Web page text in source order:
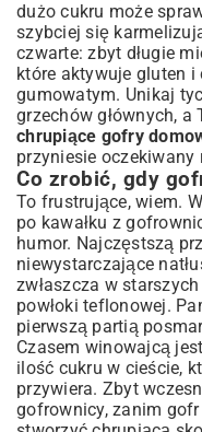
dużo cukru może
szybciej się
czwarte: zbyt długie
które aktywuje gluten i
gumowatym. Unikaj
grzechów głównych, a
chrupiące gofry
przyniesie oczekiwany
Co zrobić, gdy
To frustrujące, wiem.
po kawałku z
humor. Najczęstszą
niewystarczające
zwłaszcza w
powłoki teflonowej.
pierwszą partią
Czasem winowajcą
ilość cukru w cieście,
przywiera. Zbyt
gofrownicy, zanim